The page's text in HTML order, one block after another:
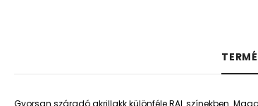
Gyorsan száradó akrillakk különféle RAL színekben.